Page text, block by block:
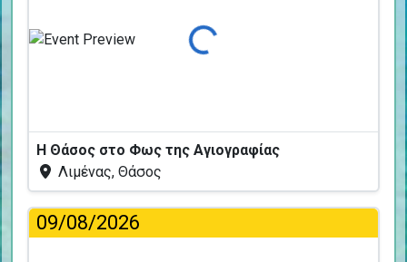
Φόρτωση...
Η Θάσος στο Φως της Αγιογραφίας
Λιμένας, Θάσος
09/08/2026